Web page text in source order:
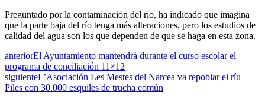
Preguntado por la contaminación del río, ha indicado que imagina
que la parte baja del río tenga más alteraciones, pero los estudios de
calidad del agua son los que dependen de que se haga en esta zona.
anteriorEl Ayuntamiento mantendrá durante el curso escolar el
programa de conciliación 11×12
siguienteL’Asociación Les Mestes del Narcea va repoblar el ríu
Piles con 30.000 esquiles de trucha común